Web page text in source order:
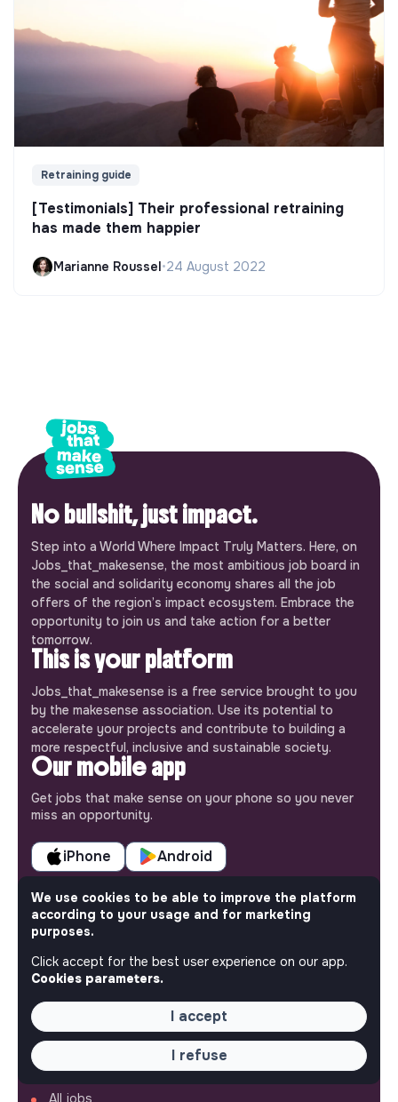
Retraining guide
[Testimonials] Their professional retraining
has made them happier
Marianne Roussel•24 August 2022
No bullshit, just impact.
Step into a World Where Impact Truly Matters. Here, on
Jobs_that_makesense, the most ambitious job board in
the social and solidarity economy shares all the job
offers of the region’s impact ecosystem. Embrace the
opportunity to join us and take action for a better
tomorrow.
This is your platform
Jobs_that_makesense is a free service brought to you
by the makesense association. Use its potential to
accelerate your projects and contribute to building a
more respectful, inclusive and sustainable society.
Our mobile app
Get jobs that make sense on your phone so you never
miss an opportunity.
iPhone Android
More about Jobs
Our mission and impact
QUICK LINKS
All jobs
We use cookies to be able to improve the platform
according to your usage and for marketing
purposes.
Click accept for the best user experience on our app.
Cookies parameters.
I accept
I refuse